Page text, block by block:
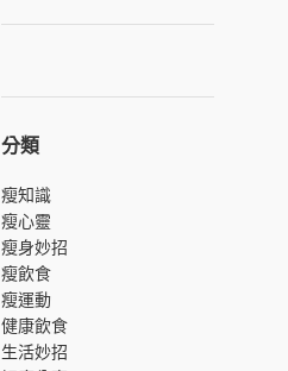
分類
瘦知識
瘦心靈
瘦身妙招
瘦飲食
瘦運動
健康飲食
生活妙招